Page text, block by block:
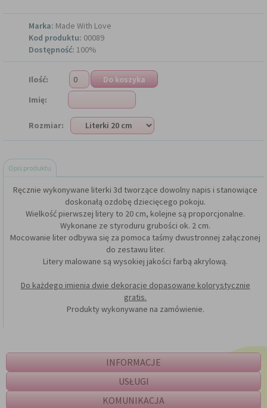
Marka: Made With Love
Kod produktu: 00089
Dostępność: 100%
Ilość:
Imię:
Rozmiar:
Opis produktu
Ręcznie wykonywane literki 3d tworzące dowolny napis i stanowiące
doskonałą ozdobę dziecięcego pokoju.
Wielkość pierwszej litery to 20 cm, kolejne są proporcjonalne.
Wykonane ze styroduru grubości ok. 2 cm.
Mocowanie liter odbywa się za pomoca taśmy dwustronnej załączonej
do zestawu liter.
Litery malowane są wysokiej jakości farbą akrylową.
Do każdego imienia dwie dekoracje dopasowane kolorystycznie
gratis.
Produkty wykonywane na zamówienie.
INFORMACJE
USŁUGI
KOMUNIKACJA